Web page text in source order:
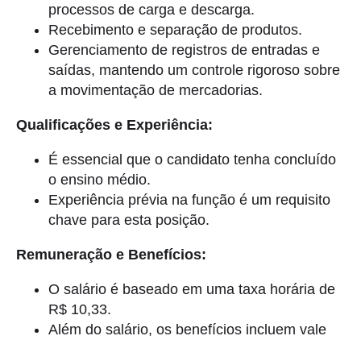
processos de carga e descarga.
Recebimento e separação de produtos.
Gerenciamento de registros de entradas e
saídas, mantendo um controle rigoroso sobre
a movimentação de mercadorias.
Qualificações e Experiência:
É essencial que o candidato tenha concluído
o ensino médio.
Experiência prévia na função é um requisito
chave para esta posição.
Remuneração e Benefícios:
O salário é baseado em uma taxa horária de
R$ 10,33.
Além do salário, os benefícios incluem vale